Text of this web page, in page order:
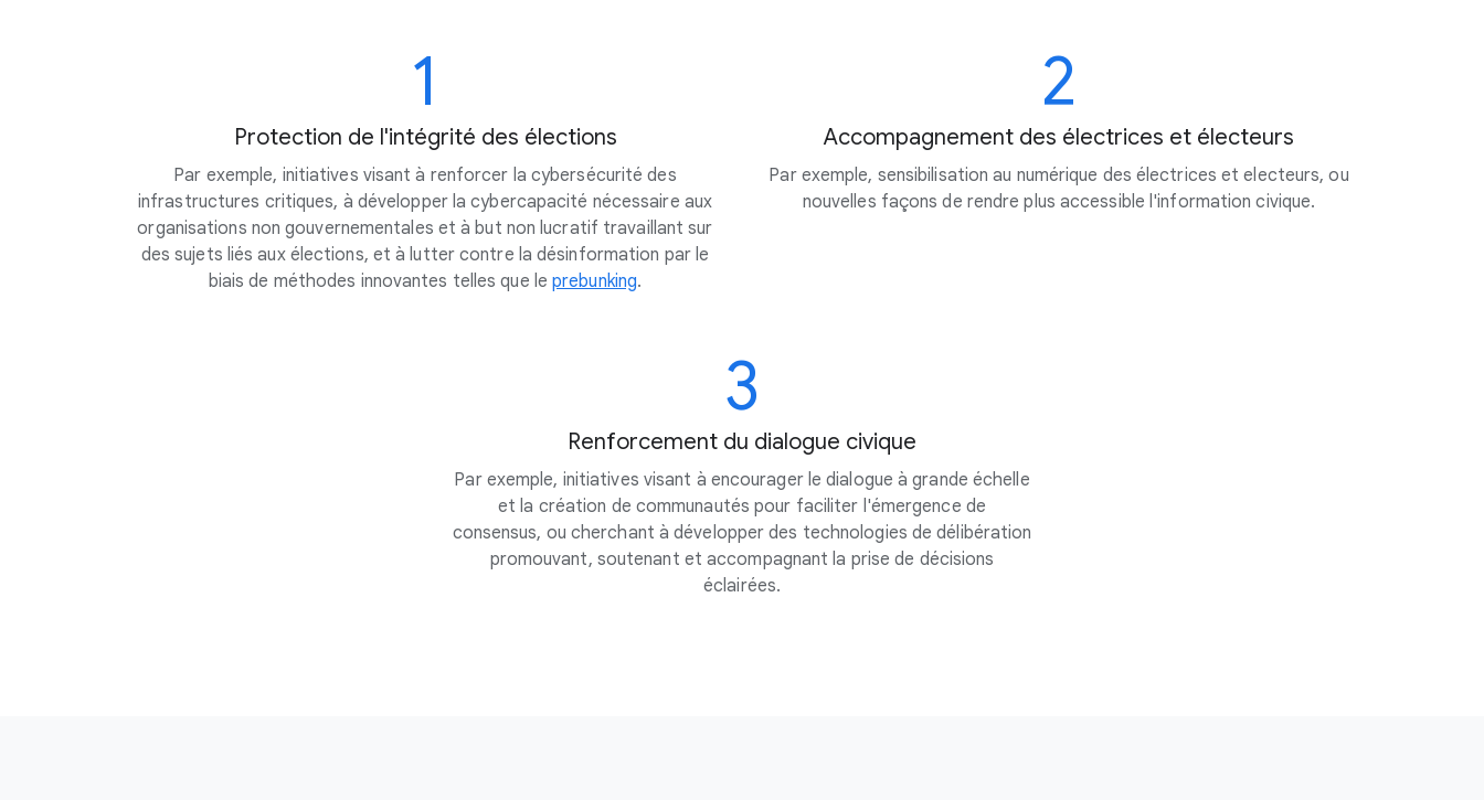
1
Protection de l'intégrité des élections
Par exemple, initiatives visant à renforcer la cybersécurité des
infrastructures critiques, à développer la cybercapacité nécessaire aux
organisations non gouvernementales et à but non lucratif travaillant sur
des sujets liés aux élections, et à lutter contre la désinformation par le
biais de méthodes innovantes telles que leprebunking.
2
Accompagnement des électrices et électeurs
Par exemple, sensibilisation au numérique des électrices et electeurs, ou
nouvelles façons de rendre plus accessible l'information civique.
3
Renforcement du dialogue civique
Par exemple, initiatives visant à encourager le dialogue à grande échelle
et la création de communautés pour faciliter l'émergence de
consensus, ou cherchant à développer des technologies de délibération
promouvant, soutenant et accompagnant la prise de décisions
éclairées.